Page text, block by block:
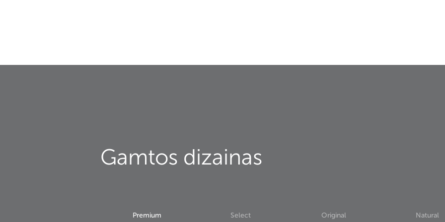
Gamtos dizainas
Premium Select Original Natural